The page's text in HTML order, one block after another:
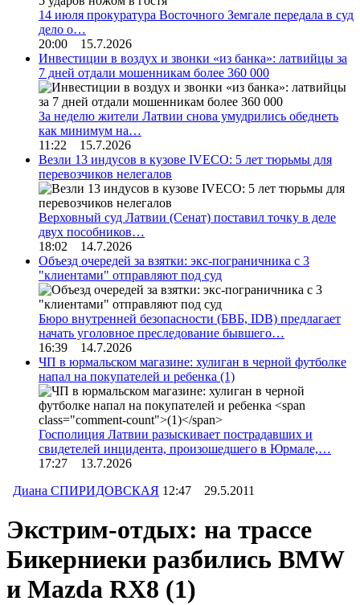
14 июля прокуратура Восточного Земгале передала в суд
дело о…
20:00 15.7.2026
Инвестиции в воздух и звонки «из банка»: латвийцы за
7 дней отдали мошенникам более 360 000
За неделю жители Латвии снова умудрились обеднеть
как минимум на…
11:22 15.7.2026
Везли 13 индусов в кузове IVECO: 5 лет тюрьмы для
перевозчиков нелегалов
Верховный суд Латвии (Сенат) поставил точку в деле
двух пособников…
18:02 14.7.2026
Объезд очередей за взятки: экс-пограничника с 3
"клиентами" отправляют под суд
Бюро внутренней безопасности (БВБ, IDB) предлагает
начать уголовное преследование бывшего…
16:39 14.7.2026
ЧП в юрмальском магазине: хулиган в черной футболке
напал на покупателей и ребенка (1)
Госполиция Латвии разыскивает пострадавших и
свидетелей инцидента, произошедшего в Юрмале,…
17:27 13.7.2026
Диана СПИРИДОВСКАЯ 12:47 29.5.2011
Экстрим-отдых: на трассе
Бикерниеки разбились BMW
и Mazda RX8 (1)